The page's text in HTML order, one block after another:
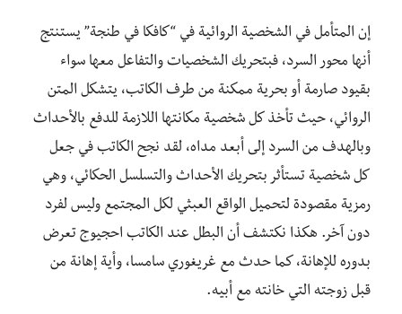
إن المتأمل في الشخصية الروائية في “كافكا في طنجة” يستنتج
أنها محور السرد، فبتحريك الشخصيات والتفاعل معها سواء
بقيود صارمة أو بحرية ممكنة من طرف الكاتب، يتشكل المتن
الروائي، حيث تأخذ كل شخصية مكانتها اللازمة للدفع بالأحداث
وبالهدف من السرد إلى أبعد مداه، لقد نجح الكاتب في جعل
كل شخصية تستأثر بتحريك الأحداث والتسلسل الحكائي، وهي
رمزية مقصودة لتحميل الواقع العبثي لكل المجتمع وليس لفرد
دون آخر. هكذا نكتشف أن البطل عند الكاتب احجيوج تعرض
بدوره للإهانة، كما حدث مع غريغوري سامسا، وأية إهانة من
قبل زوجته التي خانته مع أبيه.